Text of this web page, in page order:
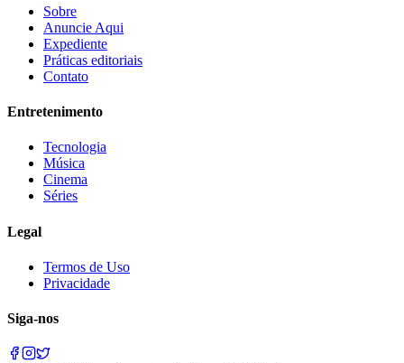
Sobre
Anuncie Aqui
Expediente
Práticas editoriais
Contato
Entretenimento
Tecnologia
Música
Cinema
Séries
Legal
Termos de Uso
Privacidade
Siga-nos